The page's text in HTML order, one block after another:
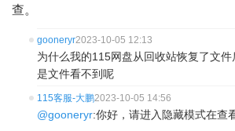
查。
gooneryr2023-10-05 12:13
为什么我的115网盘从回收站恢复了文
是文件看不到呢
115客服-大鹏2023-10-05 14:56
@gooneryr:你好，请进入隐藏模式在查